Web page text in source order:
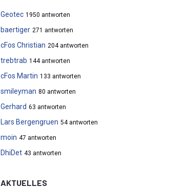
Geotec 1950 antworten
baertiger 271 antworten
cFos Christian 204 antworten
trebtrab 144 antworten
cFos Martin 133 antworten
smileyman 80 antworten
Gerhard 63 antworten
Lars Bergengruen 54 antworten
moin 47 antworten
DhiDet 43 antworten
AKTUELLES